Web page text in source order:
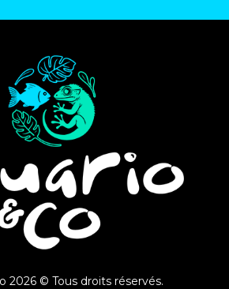
2026 © Tous droits réservés.